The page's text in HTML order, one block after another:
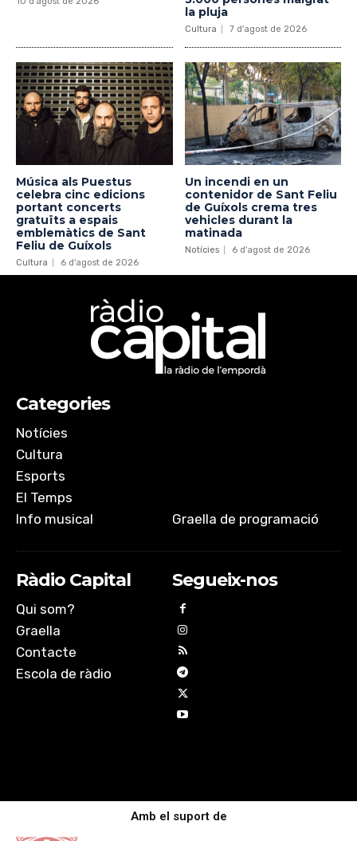
la pluja
Cultura 7 d'agost de 2026
Música als Puestus
celebra cinc edicions
portant concerts
gratuïts a espais
emblemàtics de Sant
Feliu de Guíxols
Cultura 6 d'agost de 2026
Un incendi en un
contenidor de Sant Feliu
de Guíxols crema tres
vehicles durant la
matinada
Notícies 6 d'agost de 2026
Categories
Notícies
Cultura
Esports
El Temps
Info musical
Graella de programació
Ràdio Capital
Qui som?
Graella
Contacte
Escola de ràdio
Segueix-nos
Amb el suport de